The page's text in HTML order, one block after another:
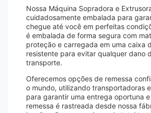
Nossa Máquina Sopradora e
cuidadosamente embalada para
chegue até você em perfeitas
é embalada de forma segura com
proteção e carregada em uma caixa
resistente para evitar qualquer dano
transporte.
Oferecemos opções de remessa
o mundo, utilizando transportadoras
para garantir uma entrega oportuna
remessa é rastreada desde nossa